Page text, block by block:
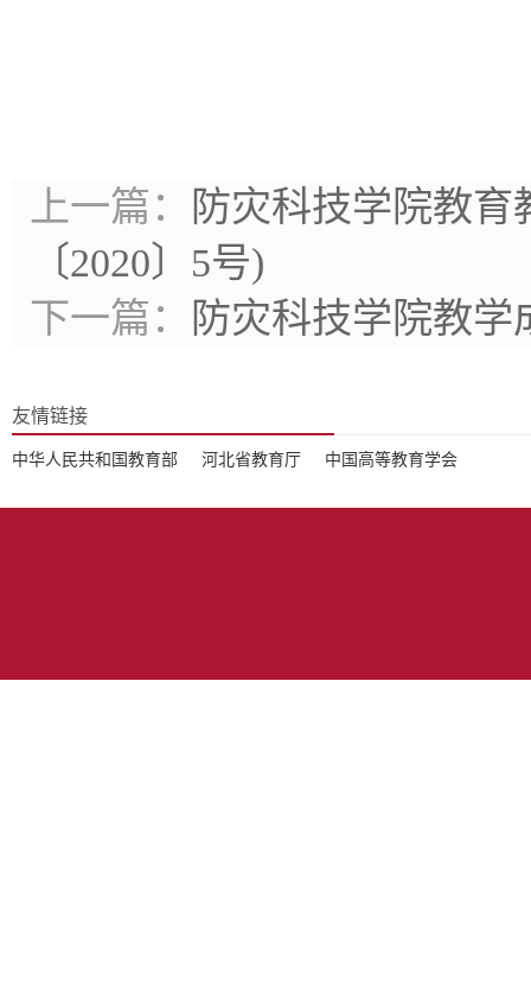
上一篇：
防灾科技学院教
〔2020〕5号)
下一篇：
防灾科技学院教
友情链接
中华人民共和国教育部 河北省教育厅 中国高等教育学会